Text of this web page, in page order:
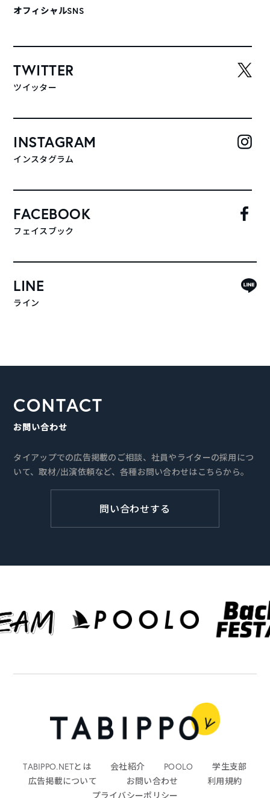
オフィシャルSNS
TWITTER
ツイッター
INSTAGRAM
インスタグラム
FACEBOOK
フェイスブック
LINE
ライン
CONTACT
お問い合わせ
タイアップでの広告掲載のご相談、社員やライターの採用につ
いて、取材/出演依頼など、各種お問い合わせはこちらから。
問い合わせする
TABIPPO.NETとは 会社紹介 POOLO
学生支部
広告掲載について
お問い合わせ
利用規約
プライバシーポリシー